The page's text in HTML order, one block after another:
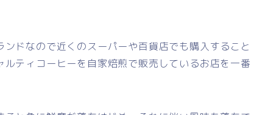
ドなので近くのスーパーや百貨店でも購入すること
ティコーヒーを自家焙煎で販売しているお店を一番